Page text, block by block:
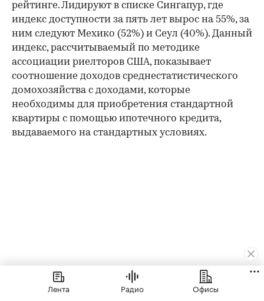
рейтинге. Лидируют в списке Сингапур, где
индекс доступности за пять лет вырос на 55%, за
ним следуют Мехико (52%) и Сеул (40%). Данный
индекс, рассчитываемый по методике
ассоциации риелторов США, показывает
соотношение доходов среднестатистического
домохозяйства с доходами, которые
необходимы для приобретения стандартной
квартиры с помощью ипотечного кредита,
выдаваемого на стандартных условиях.
Лента Радио Офисы